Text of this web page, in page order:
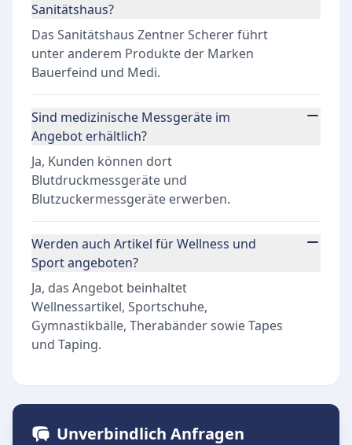
Sanitätshaus?
Das Sanitätshaus Zentner Scherer führt
unter anderem Produkte der Marken
Bauerfeind und Medi.
Sind medizinische Messgeräte im
Angebot erhältlich?
Ja, Kunden können dort
Blutdruckmessgeräte und
Blutzuckermessgeräte erwerben.
Werden auch Artikel für Wellness und
Sport angeboten?
Ja, das Angebot beinhaltet
Wellnessartikel, Sportschuhe,
Gymnastikbälle, Therabänder sowie Tapes
und Taping.
Unverbindlich Anfragen